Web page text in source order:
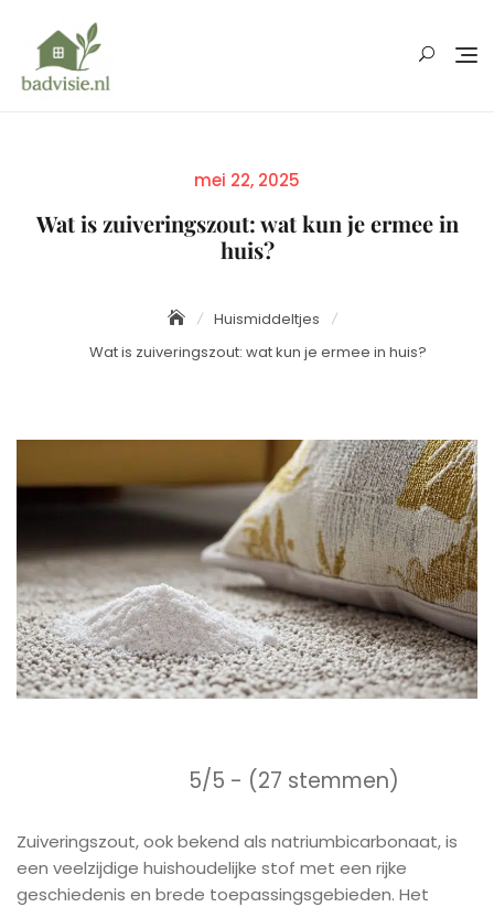
content
Posted
mei 22, 2025
Wat is zuiveringszout: wat kun je ermee in
huis?
Huismiddeltjes
Wat is zuiveringszout: wat kun je ermee in huis?
5/5 - (27 stemmen)
Zuiveringszout, ook bekend als natriumbicarbonaat, is
een veelzijdige huishoudelijke stof met een rijke
geschiedenis en brede toepassingsgebieden. Het